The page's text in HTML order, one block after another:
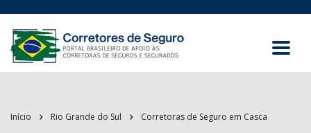
Início Rio Grande do Sul Corretoras de Seguro em Casca